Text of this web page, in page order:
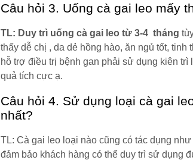
Câu hỏi 3. Uống cà gai leo mấy
TL: Duy trì uống cà gai leo từ 3-4 tháng
thấy dễ chị , da dẻ hồng hào, ăn ngủ tốt,
hỗ trợ điều trị bệnh gan phải sử dụng kiên
quả tích cực ạ.
Câu hỏi 4. Sử dụng loại cà gai
nhất?
TL: Cà gai leo loại nào cũng có tác dụng
đảm bảo khách hàng có thể duy trì sử dụng